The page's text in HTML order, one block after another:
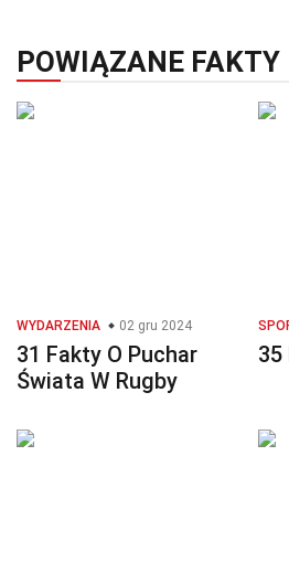
POWIĄZANE FAKTY
WYDARZENIA 02 gru 2024
31 Fakty O Puchar
Świata W Rugby
35